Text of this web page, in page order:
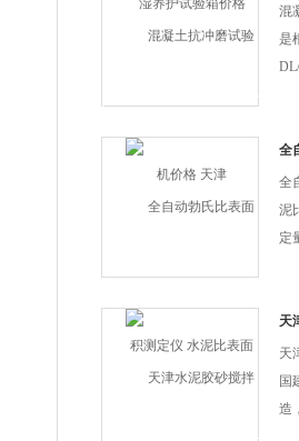
混
是
成
定
磨
全
泥
全
泥
定
来
天
天
国
造